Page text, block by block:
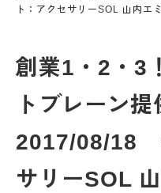
ト：アクセサリーSOL 山内エ
創業1・2・3
トブレーン
2017/08/18
サリーSOL